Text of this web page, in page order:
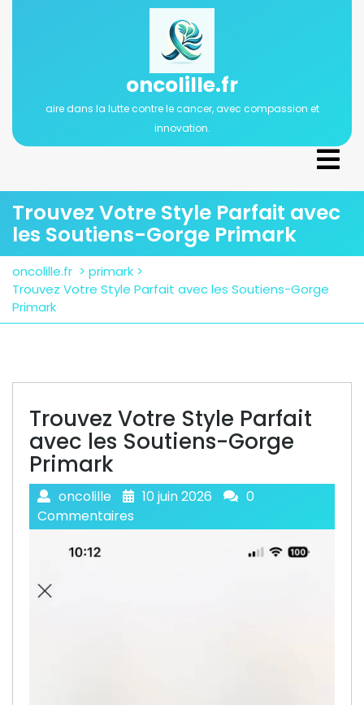
oncolille.fr
aire dans la lutte contre le cancer, avec compassion et
innovation.
Trouvez Votre Style Parfait avec
les Soutiens-Gorge Primark
oncolille.fr > primark >
Trouvez Votre Style Parfait avec les Soutiens-Gorge
Primark
Trouvez Votre Style Parfait
avec les Soutiens-Gorge
Primark
oncolille 10 juin 2026
0
Commentaires